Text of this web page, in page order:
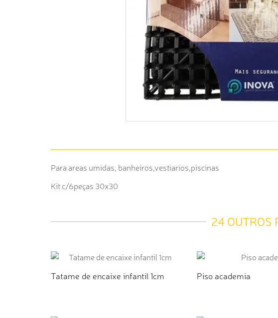
Para areas umidas, banheiros,vestiarios,piscinas
Kit c/6peças 30x30
24 OUTROS
Tatame de encaixe infantil 1cm Piso academia